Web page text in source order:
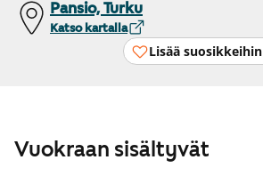
Pansio, Turku
Katso kartalla
Lisää suosikkeihin
Vuokraan sisältyvät